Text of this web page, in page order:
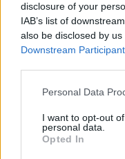
disclosure of your
IAB’s list of
also be disclosed by
Downstream
Personal Data
I want to opt-out
personal data.
Opted In
ΣΧΕΤΙΚΑ